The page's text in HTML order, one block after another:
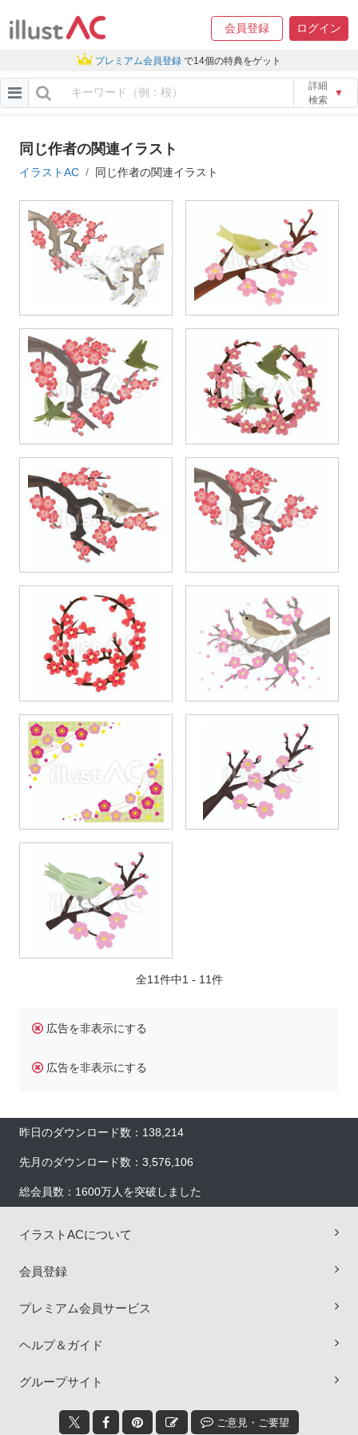
会員登録 ログイン
プレミアム会員登録 で14個の特典をゲット
詳細
検索
▼
同じ作者の関連イラスト
イラストAC 同じ作者の関連イラスト
全11件中1 - 11件
広告を非表示にする
広告を非表示にする
昨日のダウンロード数：138,214
先月のダウンロード数：3,576,106
総会員数：1600万人を突破しました
イラストACについて
会員登録
プレミアム会員サービス
ヘルプ＆ガイド
グループサイト
ご意見・ご要望